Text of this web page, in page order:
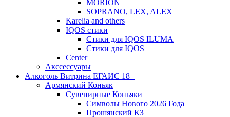
MORION
SOPRANO, LEX, ALEX
Karelia and others
IQOS стики
Стики для IQOS ILUMA
Стики для IQOS
Сenter
Акссессуары
Алкоголь Витрина ЕГАИС 18+
Армянский Коньяк
Сувенирные Коньяки
Символы Нового 2026 Года
Прошянский КЗ